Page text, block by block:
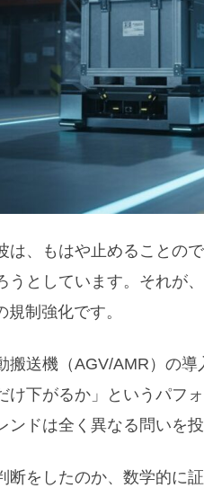
は、もはや止めることの
としています。それが、
制強化です。
搬送機（AGV/AMR）の
け下がるか」というパフ
ドは全く異なる問いを投
断をしたのか、数学的に